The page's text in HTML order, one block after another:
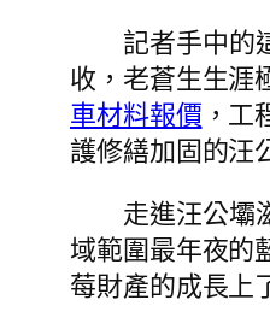
記者手中的
收，老蒼生生涯
車材料報價 ，
護修繕加固的汪
走進汪公壩
域範圍最年夜的
莓財產的成長上